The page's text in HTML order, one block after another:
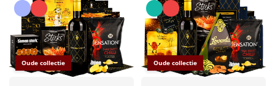
Oude collectie Oude collectie